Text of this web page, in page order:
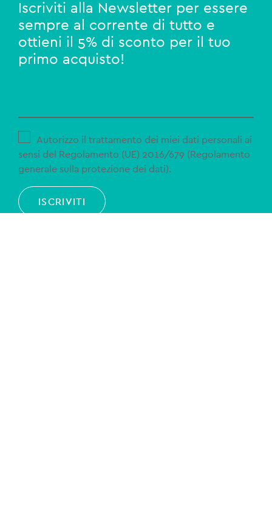
Iscriviti alla Newsletter per essere
sempre al corrente di tutto e
ottieni il 5% di sconto per il tuo
primo acquisto!
Autorizzo il trattamento dei miei dati personali ai
sensi del Regolamento (UE) 2016/679 (Regolamento
generale sulla protezione dei dati).
ISCRIVITI